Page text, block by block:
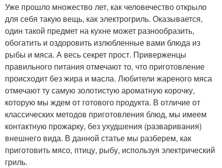
Уже прошло множество лет, как человечество открыло
для себя такую вещь, как электрогриль. Оказывается,
один такой предмет на кухне может разнообразить,
обогатить и оздоровить излюбленные вами блюда из
рыбы и мяса. А весь секрет прост. Приверженцы
правильного питания отмечают то, что приготовление
происходит без жира и масла. Любители жареного мяса
отмечают ту самую золотистую ароматную корочку,
которую мы ждем от готового продукта. В отличие от
классических методов приготовления блюд, мы имеем
контактную прожарку, без ухудшения (разваривания)
внешнего вида. В данной статье мы разберем, как
приготовить мясо, птицу, рыбу, используя электрический
гриль.